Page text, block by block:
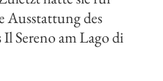
Ausstattung des
Sereno am Lago di